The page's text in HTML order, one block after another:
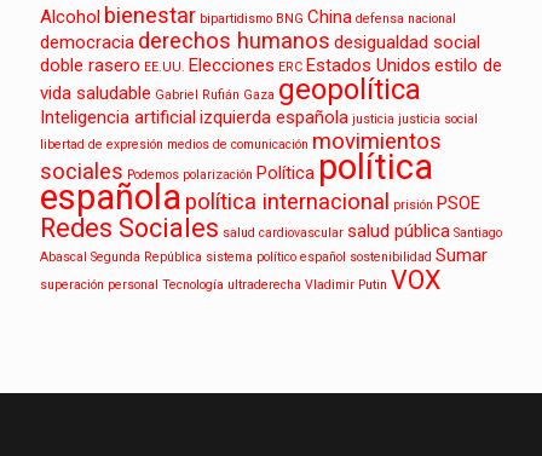
Alcohol bienestar bipartidismo BNG China defensa nacional
democracia derechos humanos desigualdad social
doble rasero EE.UU. Elecciones ERC Estados Unidos estilo de
vida saludable Gabriel Rufián Gaza geopolítica
Inteligencia artificializquierda española justicia justicia social
libertad de expresión medios de comunicación movimientos
sociales Podemos polarización Política política
española política internacional prisión PSOE
Redes Sociales salud cardiovascular salud pública Santiago
Abascal Segunda República sistema político español sostenibilidad Sumar
superación personal Tecnología ultraderecha Vladimir Putin VOX